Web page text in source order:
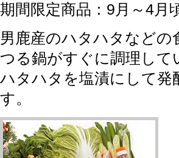
期間限定商品：9月～4月
男鹿産のハタハタなど
つる鍋がすぐに調理して
ハタハタを塩漬にして発
す。